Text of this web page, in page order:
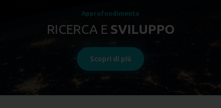
Approfondimento
RICERCA E SVILUPPO
Scopri di più